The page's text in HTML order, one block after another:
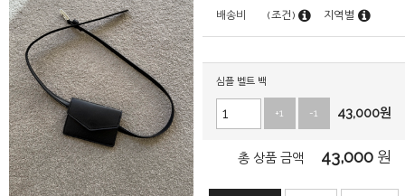
배송비 (조건) 지역별
심플 벨트 백
+1 -1 43,000원
총 상품 금액 43,000 원